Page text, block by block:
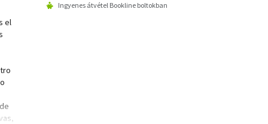
el
Ingyenes átvétel Bookline boltokban